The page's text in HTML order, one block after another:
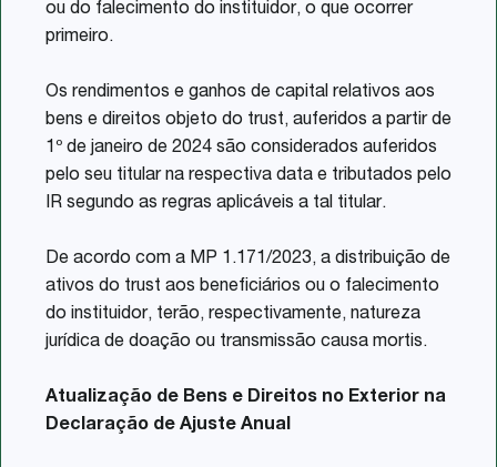
ou do falecimento do instituidor, o que ocorrer
primeiro.
Os rendimentos e ganhos de capital relativos aos
bens e direitos objeto do trust, auferidos a partir de
1º de janeiro de 2024 são considerados auferidos
pelo seu titular na respectiva data e tributados pelo
IR segundo as regras aplicáveis a tal titular.
De acordo com a MP 1.171/2023, a distribuição de
ativos do trust aos beneficiários ou o falecimento
do instituidor, terão, respectivamente, natureza
jurídica de doação ou transmissão causa mortis.
Atualização de Bens e Direitos no Exterior na
Declaração de Ajuste Anual